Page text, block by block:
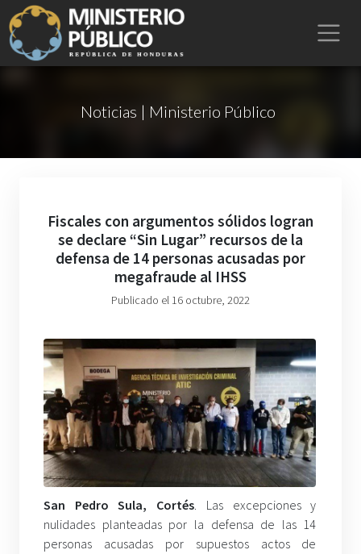
Noticias | Ministerio Público
Fiscales con argumentos sólidos logran
se declare “Sin Lugar” recursos de la
defensa de 14 personas acusadas por
megafraude al IHSS
Publicado el 16 octubre, 2022
San Pedro Sula, Cortés. Las excepciones y
nulidades planteadas por la defensa de las 14
personas acusadas por supuestos actos de